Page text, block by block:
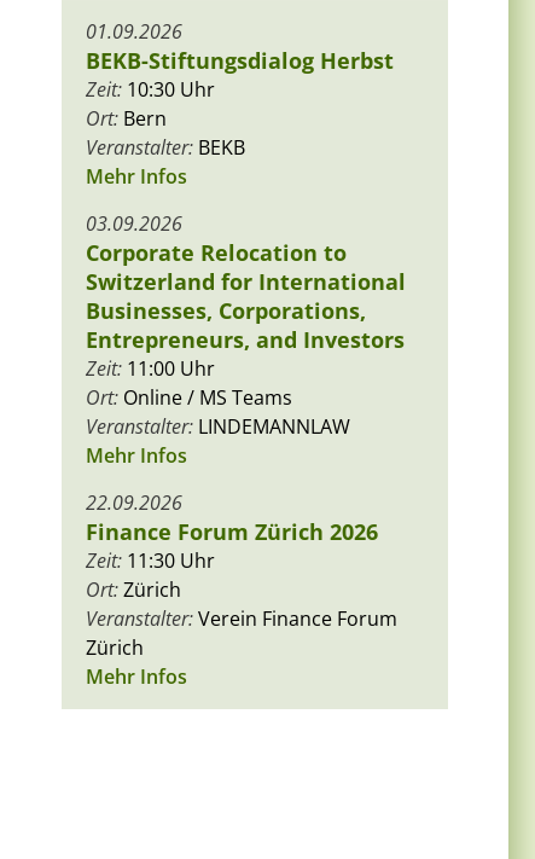
01.09.2026
BEKB-Stiftungsdialog Herbst
Zeit: 10:30 Uhr
Ort: Bern
Veranstalter: BEKB
Mehr Infos
03.09.2026
Corporate Relocation to
Switzerland for International
Businesses, Corporations,
Entrepreneurs, and Investors
Zeit: 11:00 Uhr
Ort: Online / MS Teams
Veranstalter: LINDEMANNLAW
Mehr Infos
22.09.2026
Finance Forum Zürich 2026
Zeit: 11:30 Uhr
Ort:Zürich
Veranstalter:Verein Finance Forum
Zürich
Mehr Infos